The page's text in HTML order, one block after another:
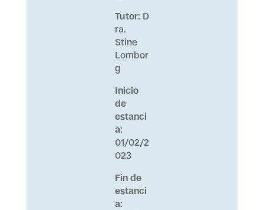
Tutor: D
ra.
Stine
Lombor
g
Inicio
de
estanci
a:
01/02/2
023
Fin de
estanci
a: